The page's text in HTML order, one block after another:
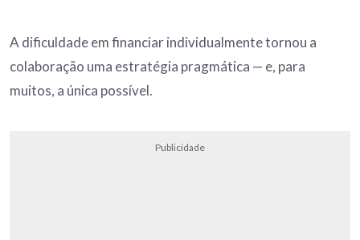
A dificuldade em financiar individualmente tornou a
colaboração uma estratégia pragmática — e, para
muitos, a única possível.
Publicidade